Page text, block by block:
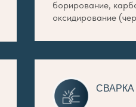
борирование,
оксидирование